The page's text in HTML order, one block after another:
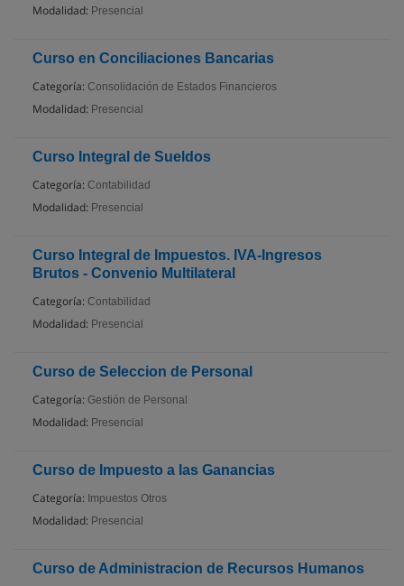
Modalidad: Presencial
Curso en Conciliaciones Bancarias
Categoría: Consolidación de Estados Financieros
Modalidad: Presencial
Curso Integral de Sueldos
Categoría: Contabilidad
Modalidad: Presencial
Curso Integral de Impuestos. IVA-Ingresos
Brutos - Convenio Multilateral
Categoría: Contabilidad
Modalidad: Presencial
Curso de Seleccion de Personal
Categoría: Gestión de Personal
Modalidad: Presencial
Curso de Impuesto a las Ganancias
Categoría: Impuestos Otros
Modalidad: Presencial
Curso de Administracion de Recursos Humanos